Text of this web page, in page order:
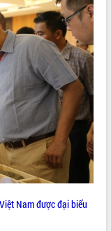
Nam được đại biểu